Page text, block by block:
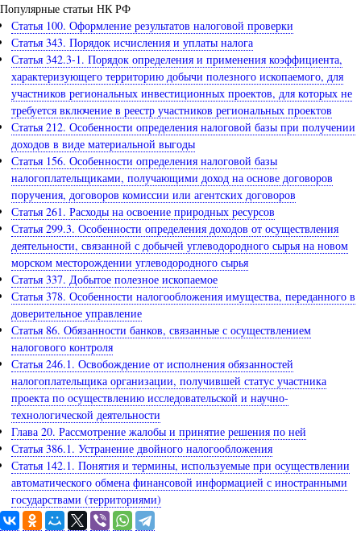
Популярные статьи НК РФ
Статья 100. Оформление результатов налоговой проверки
Статья 343. Порядок исчисления и уплаты налога
Статья 342.3-1. Порядок определения и применения коэффициента,
характеризующего территорию добычи полезного ископаемого, для
участников региональных инвестиционных проектов, для которых не
требуется включение в реестр участников региональных проектов
Статья 212. Особенности определения налоговой базы при получении
доходов в виде материальной выгоды
Статья 156. Особенности определения налоговой базы
налогоплательщиками, получающими доход на основе договоров
поручения, договоров комиссии или агентских договоров
Статья 261. Расходы на освоение природных ресурсов
Статья 299.3. Особенности определения доходов от осуществления
деятельности, связанной с добычей углеводородного сырья на новом
морском месторождении углеводородного сырья
Статья 337. Добытое полезное ископаемое
Статья 378. Особенности налогообложения имущества, переданного в
доверительное управление
Статья 86. Обязанности банков, связанные с осуществлением
налогового контроля
Статья 246.1. Освобождение от исполнения обязанностей
налогоплательщика организации, получившей статус участника
проекта по осуществлению исследовательской и научно-
технологической деятельности
Глава 20. Рассмотрение жалобы и принятие решения по ней
Статья 386.1. Устранение двойного налогообложения
Статья 142.1. Понятия и термины, используемые при осуществлении
автоматического обмена финансовой информацией с иностранными
государствами (территориями)